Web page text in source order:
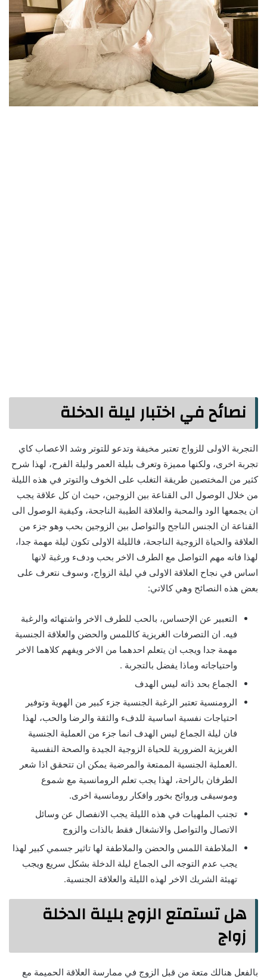
نصائح في اختبار ليلة الدخلة
التجربة الاولى للزواج تعتبر مخيفة وتدعو للتوتر وشد الاعصاب كاي
تجربة اخرى، ولكنها مميزة وتعرف بليلة العمر وليلة الفرح، لهذا شرح
كثير من المختصين طريقة التغلب على الخوف والتوتر في هذه الليلة
من خلال الوصول الى القناعة بين الزوجين، حيث ان كل علاقة يجب
ان يجمعها الود والمحبة والعلاقة الطيبة الناجحة، وكيفية الوصول الى
القناعة ان الجنس الناجح والتواصل بين الزوجين بحب وهو جزء من
العلاقة والحياة الزوجية الناجحة، فالليلة الاولى تكون ليلة مهمة جدا،
لهذا فانه مهم التواصل مع الطرف الاخر بحب ودفء ورغبة لانها
اساس في نجاح العلاقة الاولى في ليلة الزواج، وسوف نتعرف على
بعض هذه النصائح وهي كالاتي:
التعبير عن الإحساس، بالحب للطرف الاخر واشتهائه والرغبة
فيه. ان التصرفات الغريزية كاللمس والحضن والعلاقة الجنسية
مهمة جدا ويجب ان يتعلم احدهما من الاخر ويفهم كلاهما الاخر
واحتياجاته وماذا يفضل بالتجربة .
الجماع بحد ذاته ليس الهدف
الرومنسية تعتبر الرغبة الجنسية جزء كبير من الهوية وتوفير
احتياجات نفسية اساسية للدفء والثقة والرضا والحب، لهذا
فان ليلة الجماع ليس الهدف انما جزء من العملية الجنسية
الغريزية الضرورية للحياة الزوجية الجيدة والصحة النفسية
.العملية الجنسية الممتعة والمرضية يمكن ان تتحقق اذا شعر
الطرفان بالراحة، لهذا يجب تعلم الرومانسية مع شموع
وموسيقى وروائح بخور وافكار رومانسية اخرى.
تجنب الملهيات في هذه الليلة يجب الانفصال عن وسائل
الاتصال والتواصل والانشغال فقط بالذات والزوج
الملاطفة اللمس والحضن والملاطفة لها تاثير جسمي كبير لهذا
يجب عدم التوجه الى الجماع ليلة الدخلة بشكل سريع ويجب
تهيئة الشريك الاخر لهذه الليلة والعلاقة الجنسية.
هل تستمتع الزوج بليلة الدخلة
زواج
بالفعل هنالك متعة من قبل الزوج في ممارسة العلاقة الحميمة مع